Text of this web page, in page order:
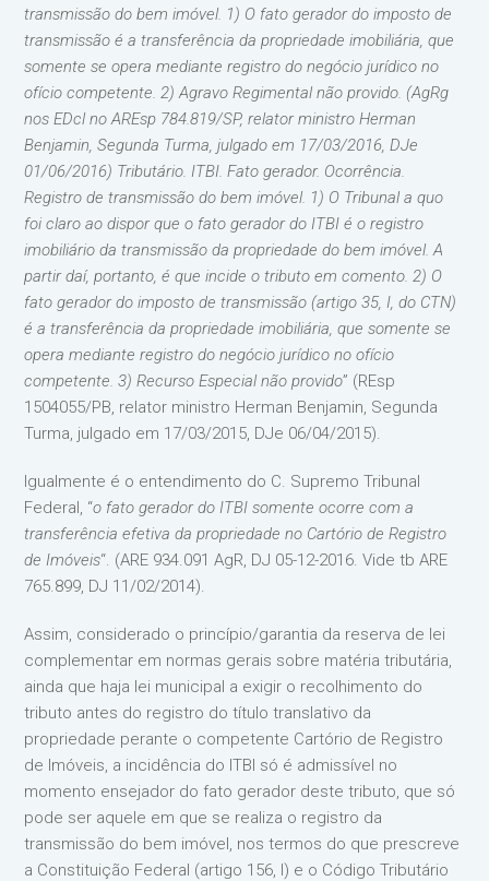
transmissão do bem imóvel. 1) O fato gerador do imposto de
transmissão é a transferência da propriedade imobiliária, que
somente se opera mediante registro do negócio jurídico no
ofício competente. 2) Agravo Regimental não provido. (AgRg
nos EDcl no AREsp 784.819/SP, relator ministro Herman
Benjamin, Segunda Turma, julgado em 17/03/2016, DJe
01/06/2016) Tributário. ITBI. Fato gerador. Ocorrência.
Registro de transmissão do bem imóvel. 1) O Tribunal a quo
foi claro ao dispor que o fato gerador do ITBI é o registro
imobiliário da transmissão da propriedade do bem imóvel. A
partir daí, portanto, é que incide o tributo em comento. 2) O
fato gerador do imposto de transmissão (artigo 35, I, do CTN)
é a transferência da propriedade imobiliária, que somente se
opera mediante registro do negócio jurídico no ofício
competente. 3) Recurso Especial não provido” (REsp
1504055/PB, relator ministro Herman Benjamin, Segunda
Turma, julgado em 17/03/2015, DJe 06/04/2015).
Igualmente é o entendimento do C. Supremo Tribunal
Federal, “o fato gerador do ITBI somente ocorre com a
transferência efetiva da propriedade no Cartório de Registro
de Imóveis“. (ARE 934.091 AgR, DJ 05-12-2016. Vide tb ARE
765.899, DJ 11/02/2014).
Assim, considerado o princípio/garantia da reserva de lei
complementar em normas gerais sobre matéria tributária,
ainda que haja lei municipal a exigir o recolhimento do
tributo antes do registro do título translativo da
propriedade perante o competente Cartório de Registro
de Imóveis, a incidência do ITBI só é admissível no
momento ensejador do fato gerador deste tributo, que só
pode ser aquele em que se realiza o registro da
transmissão do bem imóvel, nos termos do que prescreve
a Constituição Federal (artigo 156, I) e o Código Tributário